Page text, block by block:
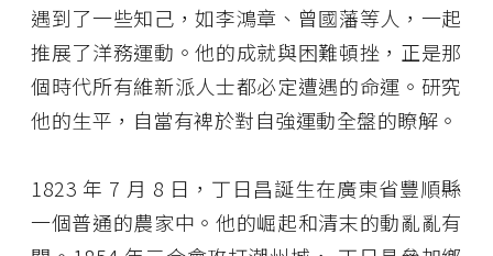
遇到了一些知己，如李鴻章、曾國藩等人，一起
推展了洋務運動。他的成就與困難頓挫，正是那
個時代所有維新派人士都必定遭遇的命運。研究
他的生平，自當有裨於對自強運動全盤的瞭解。
1823 年 7 月 8 日，丁日昌誕生在廣東省豐順縣
一個普通的農家中。他的崛起和清末的動亂亂有